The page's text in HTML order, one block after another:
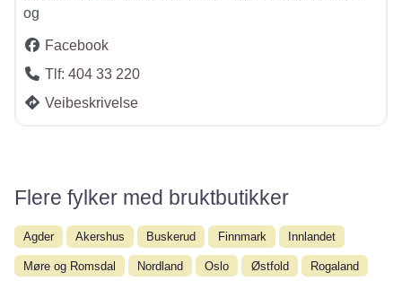
og
Facebook
Tlf: 404 33 220
Veibeskrivelse
Flere fylker med bruktbutikker
Agder Akershus Buskerud Finnmark Innlandet
Møre og Romsdal Nordland Oslo Østfold Rogaland